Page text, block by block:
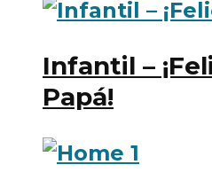
Infantil –
Papá!